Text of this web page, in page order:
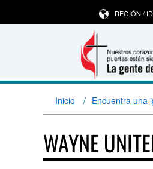
REGIÓN /
Inicio Encuentra una
WAYNE